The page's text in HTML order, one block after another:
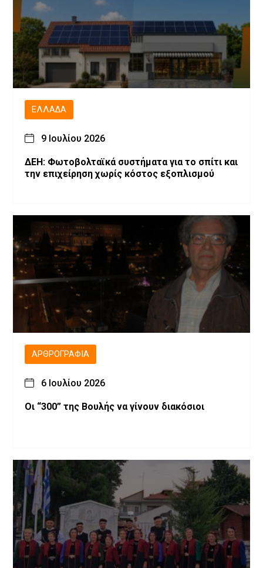
ΕΛΛΆΔΑ
9 Ιουλίου 2026
ΔΕΗ: Φωτοβολταϊκά συστήματα για το σπίτι και
την επιχείρηση χωρίς κόστος εξοπλισμού
ΑΡΘΡΟΓΡΑΦΊΑ
6 Ιουλίου 2026
Οι “300” της Βουλής να γίνουν διακόσιοι